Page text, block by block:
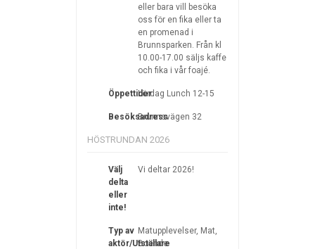
eller bara vill besöka
oss för en fika eller ta
en promenad i
Brunnsparken. Från kl
10.00-17.00 säljs kaffe
och fika i vår foajé.
ÖppettiderLördag Lunch 12-15
BesöksadressBrunnsvägen 32
HÖSTRUNDAN 2026
Välj
delta
eller
inte!
Vi deltar 2026!
Typ av
aktör/Utställare
Matupplevelser, Mat,
Boende